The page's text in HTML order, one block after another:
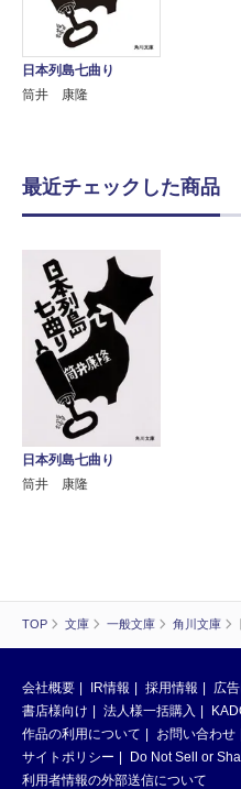
TOP 文庫 一般文庫 角川文庫
日本列島七曲り
筒井 康隆
最近チェックした商品
日本列島七曲り
筒井 康隆
会社概要 IR情報 採用情報 広
書店様向け
法人様一括購入
作品の利用について
お問い合わせ
サイトポリシー
Do Not Sell or
利用者情報の外部送信について